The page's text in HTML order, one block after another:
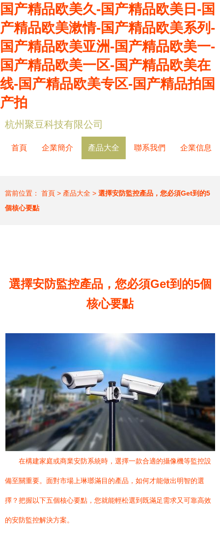
国产精品欧美久-国产精品欧美日-国
产精品欧美漱情-国产精品欧美系列-
国产精品欧美亚洲-国产精品欧美一-
国产精品欧美一区-国产精品欧美在
线-国产精品欧美专区-国产精品拍国
产拍
杭州聚豆科技有限公司
首頁 企業簡介 產品大全 聯系我們 企業信息
當前位置： 首頁 > 產品大全 > 選擇安防監控產品，您必須Get到的5
個核心要點
選擇安防監控產品，您必須Get到的5個
核心要點
在構建家庭或商業安防系統時，選擇一款合適的攝像機等監控設
備至關重要。面對市場上琳瑯滿目的產品，如何才能做出明智的選
擇？把握以下五個核心要點，您就能輕松選到既滿足需求又可靠高效
的安防監控解決方案。